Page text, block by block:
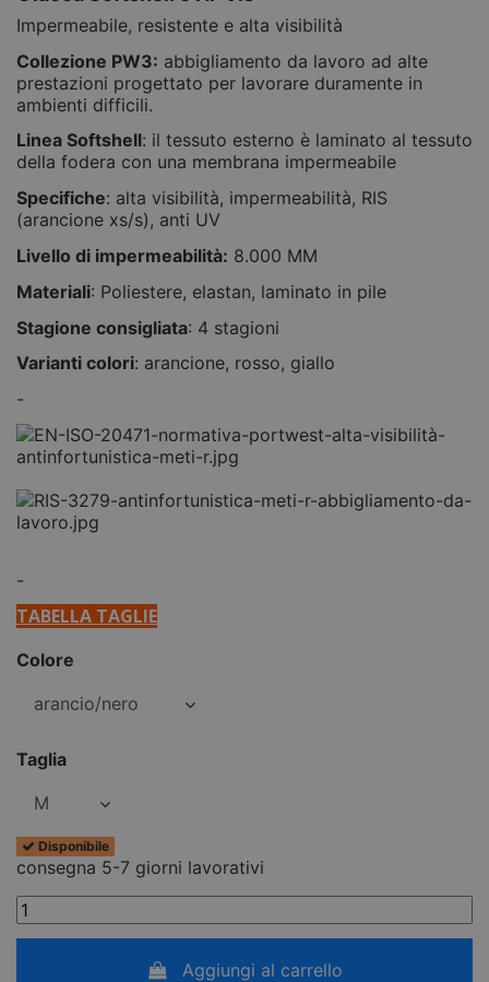
Impermeabile, resistente e alta visibilità
Collezione PW3: abbigliamento da lavoro ad alte
prestazioni progettato per lavorare duramente in
ambienti difficili.
Linea Softshell: il tessuto esterno è laminato al tessuto
della fodera con una membrana impermeabile
Specifiche: alta visibilità, impermeabilità, RIS
(arancione xs/s), anti UV
Livello di impermeabilità: 8.000 MM
Materiali: Poliestere, elastan, laminato in pile
Stagione consigliata: 4 stagioni
Varianti colori: arancione, rosso, giallo
-
-
TABELLA TAGLIE
Colore
Taglia
Disponibile
consegna 5-7 giorni lavorativi
Aggiungi al carrello